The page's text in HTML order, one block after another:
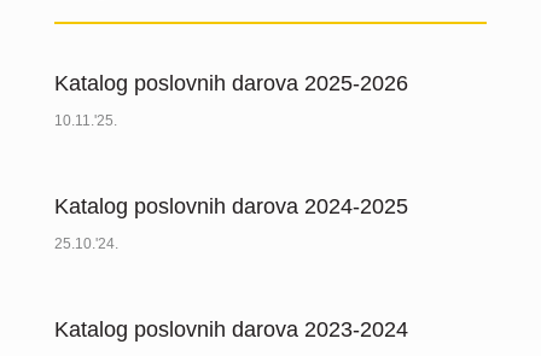
Katalog poslovnih darova 2025-2026
10.11.'25.
Katalog poslovnih darova 2024-2025
25.10.'24.
Katalog poslovnih darova 2023-2024